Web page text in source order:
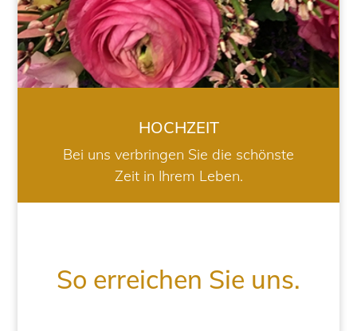
HOCHZEIT
Bei uns verbringen Sie die schönste
Zeit in Ihrem Leben.
So erreichen Sie uns.